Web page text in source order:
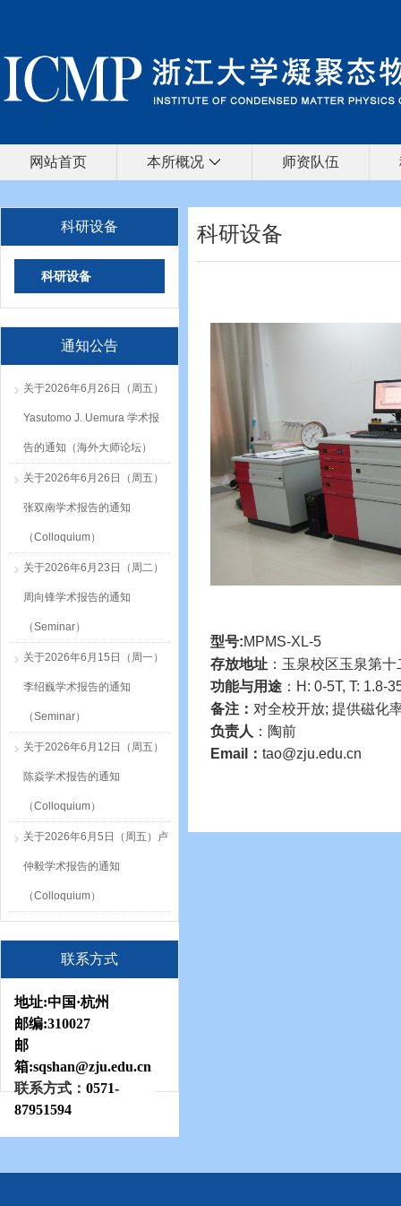
网站首页 本所概况 师资队伍
科研设备
科研设备
通知公告
关于2026年6月26日（周五）
Yasutomo J. Uemura 学术报
告的通知（海外大师论坛）
关于2026年6月26日（周五）
张双南学术报告的通知
（Colloquium）
关于2026年6月23日（周二）
周向锋学术报告的通知
（Seminar）
关于2026年6月15日（周一）
李绍巍学术报告的通知
（Seminar）
关于2026年6月12日（周五）
陈焱学术报告的通知
（Colloquium）
关于2026年6月5日（周五）卢
仲毅学术报告的通知
（Colloquium）
联系方式
地址:中国·杭州
邮编:310027
邮
箱:sqshan@zju.edu.cn
联系方式： 0571-
87951594
科研设备
型号:MPMS-XL-5
存放地址 ：玉泉校区玉泉第
功能与用途 ： H: 0-5T, T: 1.8-
备注： 对全校开放; 提供磁化
负责人 ：陶前
Email： tao@zju.edu.cn